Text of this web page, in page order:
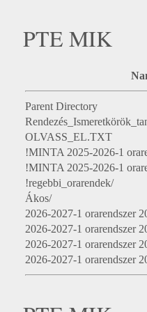
PTE MIK
Parent Directory
OLVASS_EL.TXT
!MINTA 2025-2026-1
!MINTA 2025-2026-1
!regebbi_orarendek/
Ákos/
2026-2027-1 orarendszer
2026-2027-1 orarendszer
2026-2027-1 orarendszer
2026-2027-1 orarendszer